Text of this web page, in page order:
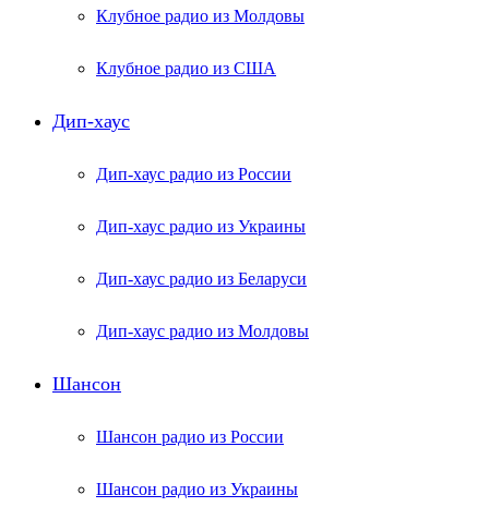
Клубное радио из Молдовы
Клубное радио из США
Дип-хаус
Дип-хаус радио из России
Дип-хаус радио из Украины
Дип-хаус радио из Беларуси
Дип-хаус радио из Молдовы
Шансон
Шансон радио из России
Шансон радио из Украины